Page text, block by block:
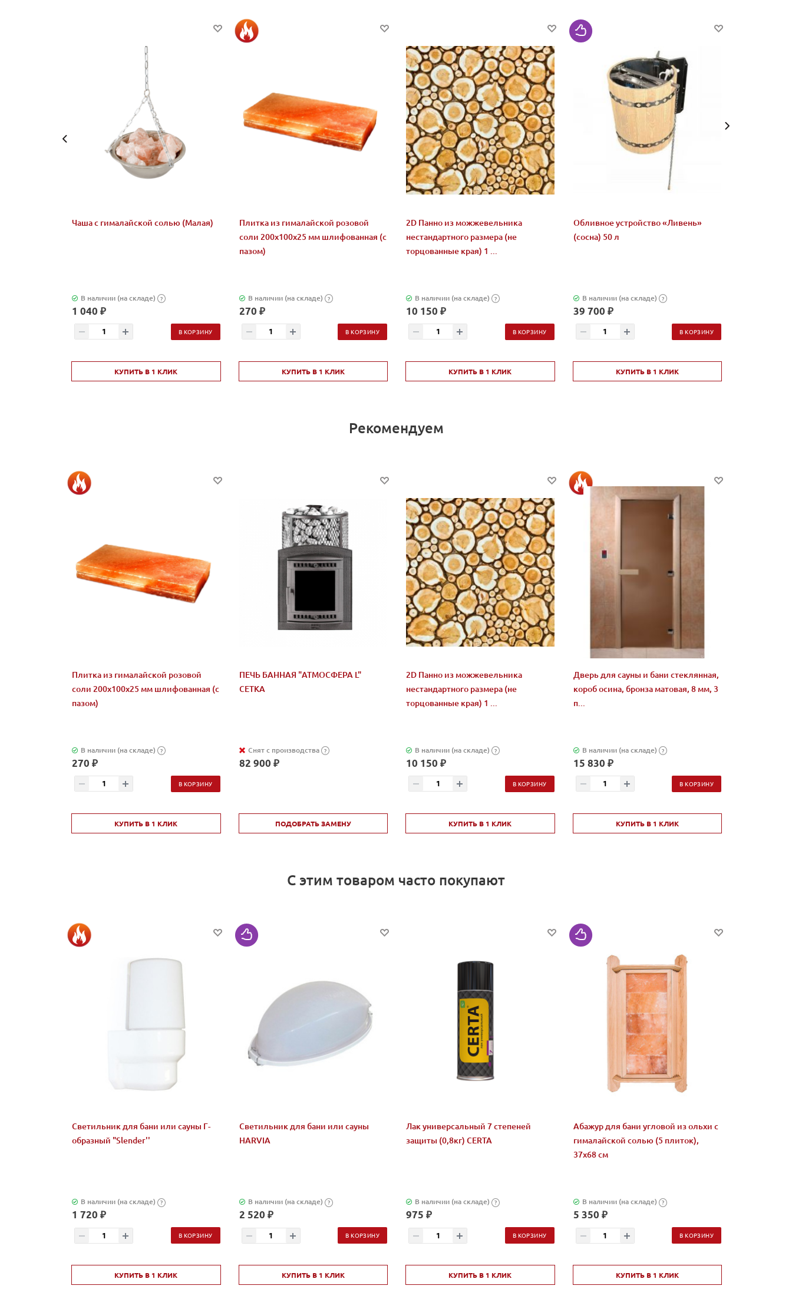
Чаша с гималайской солью (Малая)
В наличии (на складе) ?
1 040 ₽
В КОРЗИНУ
КУПИТЬ В 1 КЛИК
Плитка из гималайской розовой
соли 200x100x25 мм шлифованная (с
пазом)
В наличии (на складе) ?
270 ₽
В КОРЗИНУ
КУПИТЬ В 1 КЛИК
2D Панно из можжевельника
нестандартного размера (не
торцованные края) 1 ...
В наличии (на складе) ?
10 150 ₽
В КОРЗИНУ
КУПИТЬ В 1 КЛИК
Обливное устройство «Ливень»
(сосна) 50 л
В наличии (на складе) ?
39 700 ₽
В КОРЗИНУ
КУПИТЬ В 1 КЛИК
Рекомендуем
Плитка из гималайской розовой
соли 200x100x25 мм шлифованная (с
пазом)
В наличии (на складе) ?
270 ₽
В КОРЗИНУ
КУПИТЬ В 1 КЛИК
ПЕЧЬ БАННАЯ "АТМОСФЕРА L"
СЕТКА
Снят с производства ?
82 900 ₽
ПОДОБРАТЬ ЗАМЕНУ
2D Панно из можжевельника
нестандартного размера (не
торцованные края) 1 ...
В наличии (на складе) ?
10 150 ₽
В КОРЗИНУ
КУПИТЬ В 1 КЛИК
Дверь для сауны и бани стеклянная,
короб осина, бронза матовая, 8 мм, 3
п...
В наличии (на складе) ?
15 830 ₽
В КОРЗИНУ
КУПИТЬ В 1 КЛИК
С этим товаром часто покупают
Светильник для бани или сауны Г-
образный "Slender''
В наличии (на складе) ?
1 720 ₽
В КОРЗИНУ
КУПИТЬ В 1 КЛИК
Светильник для бани или сауны
HARVIA
В наличии (на складе) ?
2 520 ₽
В КОРЗИНУ
КУПИТЬ В 1 КЛИК
Лак универсальный 7 степеней
защиты (0,8кг) CERTA
В наличии (на складе) ?
975 ₽
В КОРЗИНУ
КУПИТЬ В 1 КЛИК
Абажур для бани угловой из ольхи с
гималайской солью (5 плиток),
37х68 см
В наличии (на складе) ?
5 350 ₽
В КОРЗИНУ
КУПИТЬ В 1 КЛИК